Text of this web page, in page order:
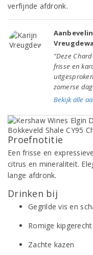
verfijnde afdronk.
"Deze
frisse en
zomerse
Bekijk alle
Proefnotitie
Een frisse en
citrus en mineraliteit.
lange afdronk.
Drinken bij
Gegrilde vis en
Romige
Zachte kazen